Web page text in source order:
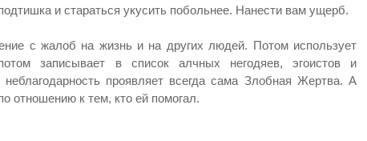
и стараться укусить побольнее. Нанести вам ущерб.
с жалоб на жизнь и на других людей. Потом использует
записывает в список алчных негодяев, эгоистов и
проявляет всегда сама Злобная Жертва. А
отношению к тем, кто ей помогал.